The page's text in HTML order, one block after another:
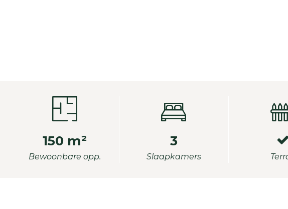
150 m²
Bewoonbare opp.
3
Slaapkamers